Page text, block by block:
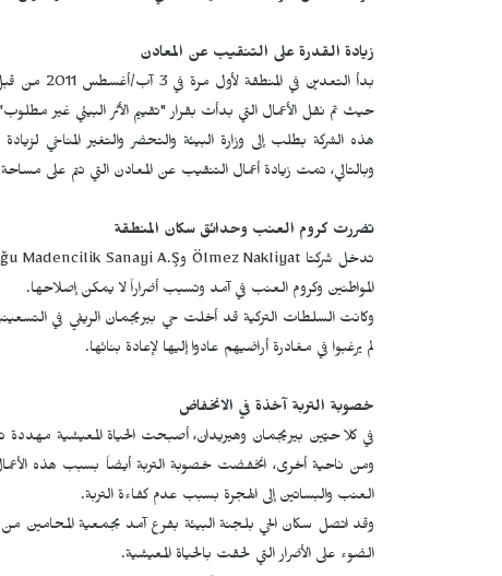
زيادة القدرة على التنقيب عن المعادن
بدأ
وبالتالي، تمت زيادة أعمال التنقيب عن المعادن التي تتم على مساحة 24.94 هكتاراً إلى 532.77 هكتاراً.
تضررت كروم العنب وحدائق سكان المنطقة
تدخل شركتا Ölmez Nakliyat وMadencilik Sanayi A.Ş
المواطنين وكروم العنب في آمد وتسبب أضراراً لا يمكن إصلاحها.
وكانت السلطات التركية قد أخلت حي بيريجمان الريفي في
لم يرغبوا في مغادرة أراضيهم عادوا إليها لإعادة بنائها.
خصوبة التربة آخذة في الانخفاض
في كلا حيّين بيريجمان وهيريدان، أصبحت الحياة المعيشية مهددة
ومن ناحية أخرى، انخفضت خصوبة التربة أيضاً بسبب هذه
العنب والبساتين إلى الهجرة بسبب عدم كفاءة التربة.
وقد اتصل سكان الحي بلجنة البيئة بفرع آمد بجمعية المحامين من
الضوء على الأضرار التي لحقت بالحياة المعيشية.